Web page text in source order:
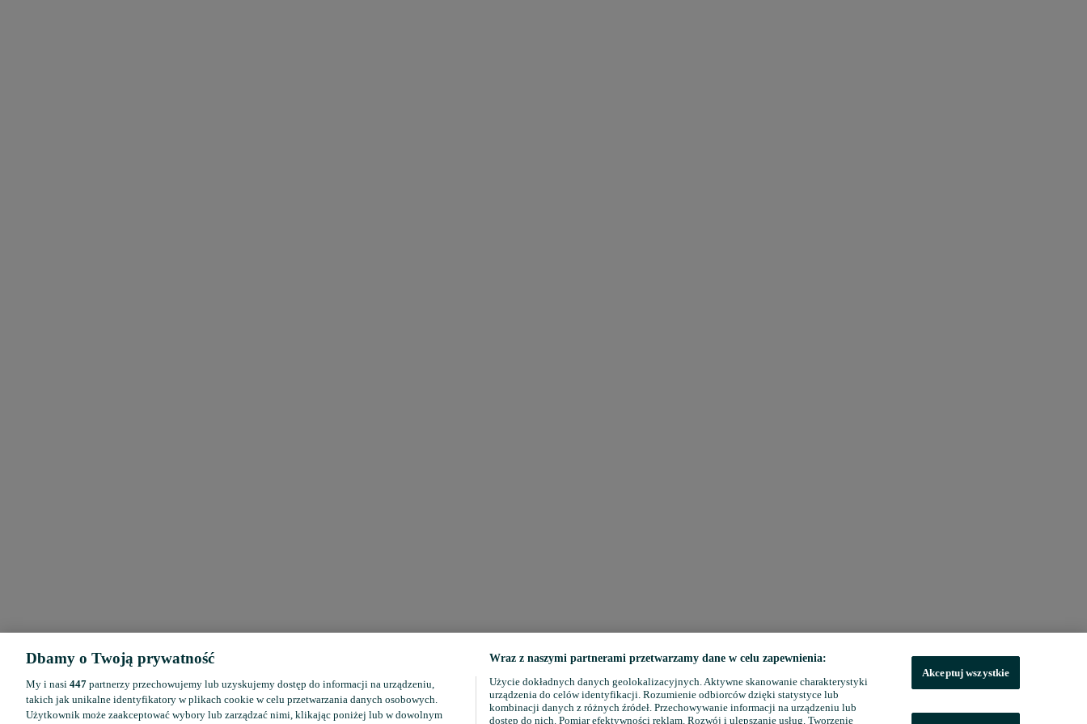
Dbamy o Twoją prywatność
My i nasi 447 partnerzy przechowujemy lub uzyskujemy dostęp do informacji na urządzeniu,
takich jak unikalne identyfikatory w plikach cookie w celu przetwarzania danych osobowych.
Użytkownik może zaakceptować wybory lub zarządzać nimi, klikając poniżej lub w dowolnym
Wraz z naszymi partnerami przetwarzamy dane w celu zapewnienia:
Użycie dokładnych danych geolokalizacyjnych. Aktywne skanowanie charakterystyki
urządzenia do celów identyfikacji. Rozumienie odbiorców dzięki statystyce lub
kombinacji danych z różnych źródeł. Przechowywanie informacji na urządzeniu lub
dostęp do nich. Pomiar efektywności reklam. Rozwój i ulepszanie usług. Tworzenie
Akceptuj wszystkie